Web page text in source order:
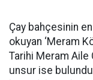
Çay bahçesinin
okuyan ‘Meram
Tarihi Meram Aile
unsur ise